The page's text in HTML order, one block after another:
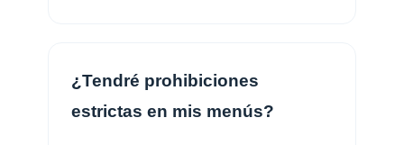
¿Tendré prohibiciones
estrictas en mis menús?